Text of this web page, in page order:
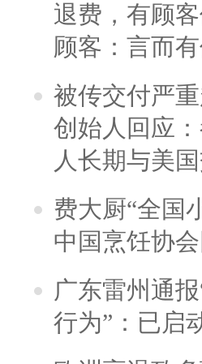
退费，有顾
顾客：言而
被传交付严
创始人回应
人长期与美
费大厨“全国
中国烹饪协
广东雷州通
行为”：已启